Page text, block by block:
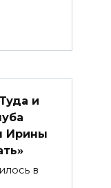
и
Ирины
в